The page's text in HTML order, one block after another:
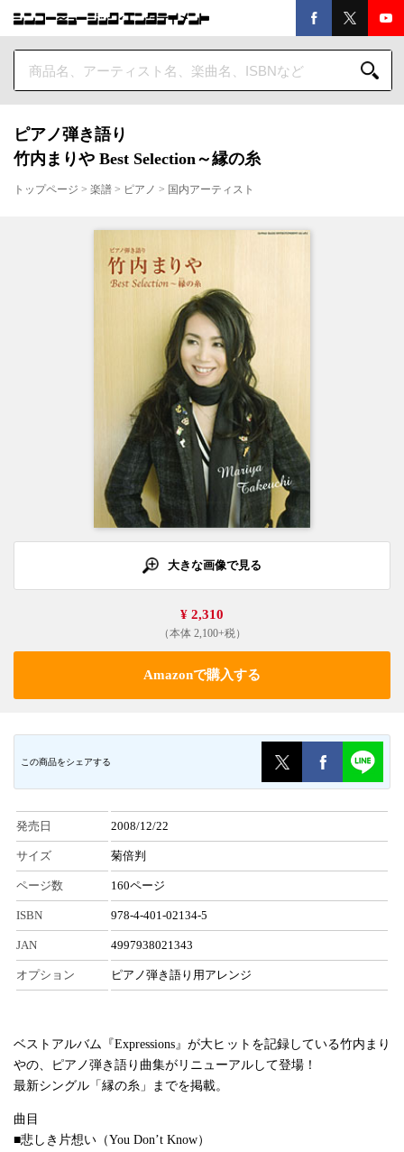
ピアノ弾き語り
竹内まりや Best Selection～縁の糸
トップページ > 楽譜 > ピアノ > 国内アーティスト
大きな画像で見る
¥ 2,310
（本体 2,100+税）
Amazonで購入する
この商品をシェアする
発売日 2008/12/22
サイズ 菊倍判
ページ数 160ページ
ISBN 978-4-401-02134-5
JAN 4997938021343
オプション ピアノ弾き語り用アレンジ
ベストアルバム『Expressions』が大ヒットを記録している竹内まり
やの、ピアノ弾き語り曲集がリニューアルして登場！
最新シングル「縁の糸」までを掲載。
曲目
■悲しき片想い（You Don’t Know）